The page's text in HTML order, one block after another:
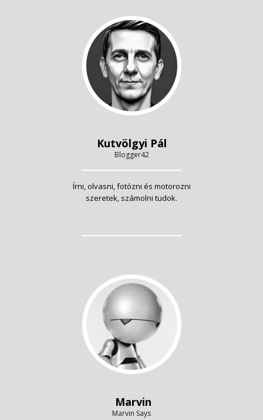
Kutvölgyi Pál
Blogger42
Írni, olvasni, fotózni és motorozni
szeretek, számolni tudok.
Marvin
Marvin Says